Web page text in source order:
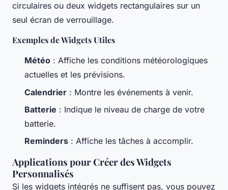
circulaires ou deux widgets rectangulaires sur un
seul écran de verrouillage.
Exemples de Widgets Utiles
Météo : Affiche les conditions météorologiques
actuelles et les prévisions.
Calendrier : Montre les événements à venir.
Batterie : Indique le niveau de charge de votre
batterie.
Reminders : Affiche les tâches à accomplir.
Applications pour Créer des Widgets
Personnalisés
Si les widgets intégrés ne suffisent pas, vous pouvez